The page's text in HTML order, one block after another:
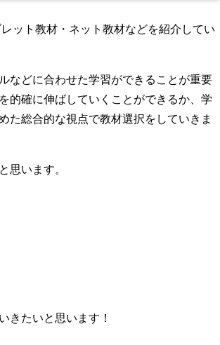
ット教材・ネット教材などを紹介してい
などに合わせた学習ができることが重要
的確に伸ばしていくことができるか、学
た総合的な視点で教材選択をしていきま
思います。
きたいと思います！